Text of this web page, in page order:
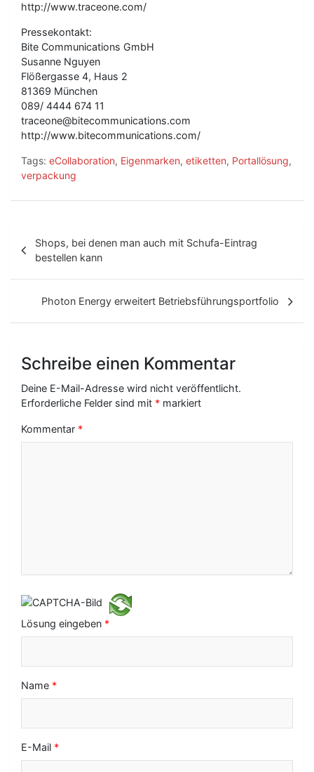
http://www.traceone.com/
Pressekontakt:
Bite Communications GmbH
Susanne Nguyen
Flößergasse 4, Haus 2
81369 München
089/ 4444 674 11
traceone@bitecommunications.com
http://www.bitecommunications.com/
Tags: eCollaboration, Eigenmarken, etiketten, Portallösung,
verpackung
e
i
r
g
N
o
n
Shops, bei denen man auch mit Schufa-Eintrag
bestellen kann
Photon Energy erweitert Betriebsführungsportfolio
Schreibe einen Kommentar
Deine E-Mail-Adresse wird nicht veröffentlicht.
Erforderliche Felder sind mit * markiert
Kommentar *
Lösung eingeben *
Name *
E-Mail *